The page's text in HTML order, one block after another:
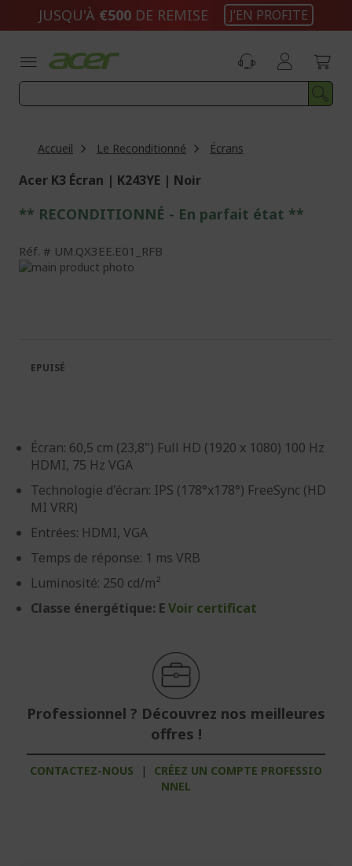
JUSQU'À €500 DE REMISE J’EN PROFITE
Accueil Le Reconditionné Écrans
Acer K3 Écran | K243YE | Noir
** RECONDITIONNÉ - En parfait état **
Réf. UM.QX3EE.E01_RFB
Passer
galerie
d’images
Galerie
d’images
Écran: 60,5 cm (23,8") Full HD (1920 x 1080) 100 Hz
HDMI, 75 Hz VGA
Technologie d'écran: IPS (178°x178°) FreeSync (HD
MI VRR)
Entrées: HDMI, VGA
Temps de réponse: 1 ms VRB
Luminosité: 250 cd/m²
Classe énergétique: E Voir certificat
Professionnel ? Découvrez nos meilleures
offres !
CONTACTEZ-NOUS |
CRÉEZ UN COMPTE PROFESSIO
NNEL
EPUISÉ